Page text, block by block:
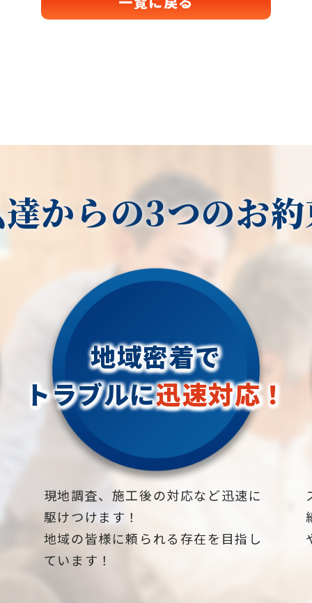
からの3つのお
地域密着で
トラブルに迅速対応！
現地調査、施工後の対応など迅速に
駆けつけます！
地域の皆様に頼られる存在を目指し
ています！